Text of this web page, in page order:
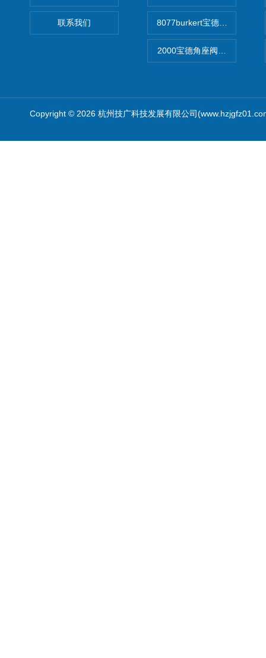
联系我们 8077burkert宝德椭圆齿轮脉
2000宝德角座阀德国宝帝
Copyright © 2026 杭州技广科技发展有限公司